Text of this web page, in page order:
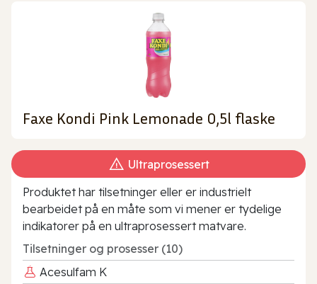
Faxe Kondi Pink Lemonade 0,5l flaske
Ultraprosessert
Produktet har tilsetninger eller er industrielt
bearbeidet på en måte som vi mener er tydelige
indikatorer på en ultraprosessert matvare.
Tilsetninger og prosesser (10)
Acesulfam K